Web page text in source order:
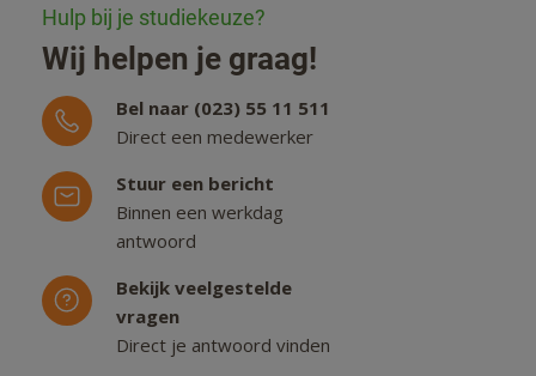
Hulp bij je studiekeuze?
Wij helpen je graag!
Bel naar (023) 55 11 511
Direct een medewerker
Stuur een bericht
Binnen een werkdag
antwoord
Bekijk veelgestelde
vragen
Direct je antwoord vinden